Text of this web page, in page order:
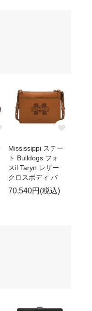
Mississippi ステー
ト Bulldogs フォ
スil Taryn レザー
クロスボディ バ
70,540円(税込)